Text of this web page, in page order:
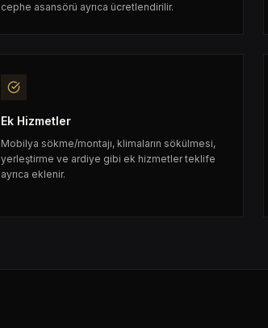
cephe asansörü ayrıca ücretlendirilir.
Ek Hizmetler
Mobilya sökme/montajı, klimaların sökülmesi,
yerleştirme ve ardiye gibi ek hizmetler teklife
ayrıca eklenir.